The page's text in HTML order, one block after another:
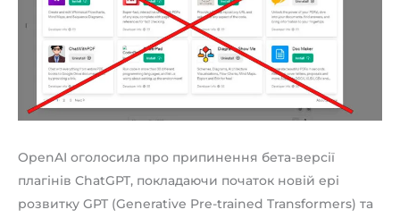
OpenAI оголосила про припинення бета-версії
плагінів ChatGPT, покладаючи початок новій ері
розвитку GPT (Generative Pre-trained Transformers) та